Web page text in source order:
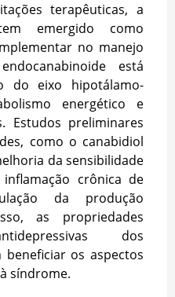
terapêuticas, a
emergido como
no manejo
está
do eixo hipotálamo-
energético e
Estudos preliminares
como o canabidiol
da sensibilidade
crônica de
da produção
as propriedades
dos
os aspectos
síndrome.